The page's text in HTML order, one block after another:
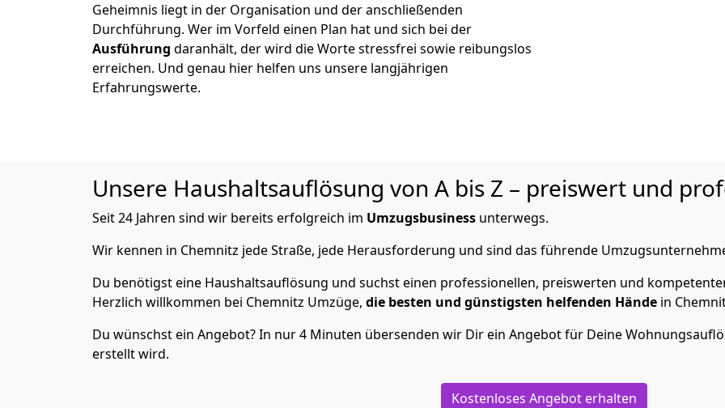
Geheimnis liegt in der Organisation und der anschließenden
Durchführung. Wer im Vorfeld einen Plan hat und sich bei der
Ausführung daranhält, der wird die Worte stressfrei sowie reibungslos
erreichen. Und genau hier helfen uns unsere langjährigen
Erfahrungswerte.
Unsere Haushaltsauflösung von A bis Z – preiswert und
Seit 24 Jahren sind wir bereits erfolgreich im Umzugsbusiness unterwegs.
Wir kennen in Chemnitz jede Straße, jede Herausforderung und sind das führende
Du benötigst eine Haushaltsauflösung und suchst einen professionellen, preiswerten und
Herzlich willkommen bei Chemnitz Umzüge, die besten und günstigsten helfenden Hände in
Du wünschst ein Angebot? In nur 4 Minuten übersenden wir Dir ein Angebot für Deine
erstellt wird.
Kostenloses Angebot erhalten